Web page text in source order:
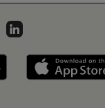
on
az Instagramon
Libri a
Libri applikáció